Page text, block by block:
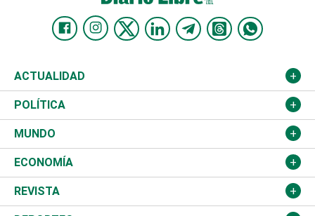
ACTUALIDAD
Nacional
Ciudad
Educación
Salud
POLÍTICA
Partidos
JCE
TSE
MUNDO
Estados Unidos
América Latina
ECONOMÍA
Finanzas
REVISTA